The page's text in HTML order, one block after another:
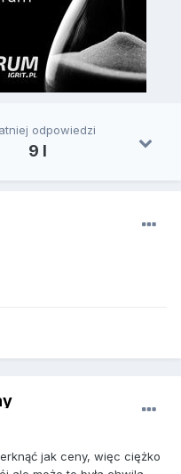
odpowiedzi
9 l
jak ceny, więc ciężko